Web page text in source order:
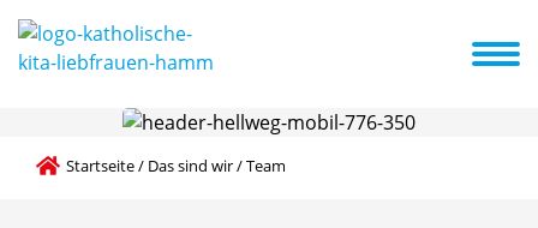
KonzeptionSchwerpunkte Aktuelles + Termine
Startseite/ Das sind wir/Team